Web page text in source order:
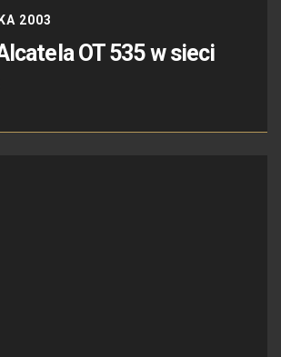
2003
OT 535 w sieci